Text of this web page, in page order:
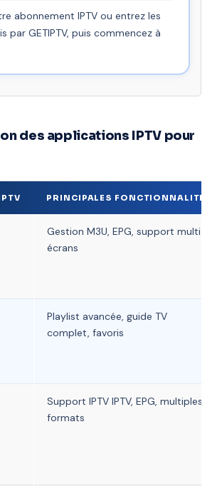
abonnement IPTV ou entrez les
par GETIPTV, puis commencez à
des applications IPTV pour
PRINCIPALES FONCTIONNALITÉS
Gestion M3U, EPG, support multi-
écrans
Playlist avancée, guide TV
complet, favoris
Support IPTV IPTV, EPG, multiples
formats